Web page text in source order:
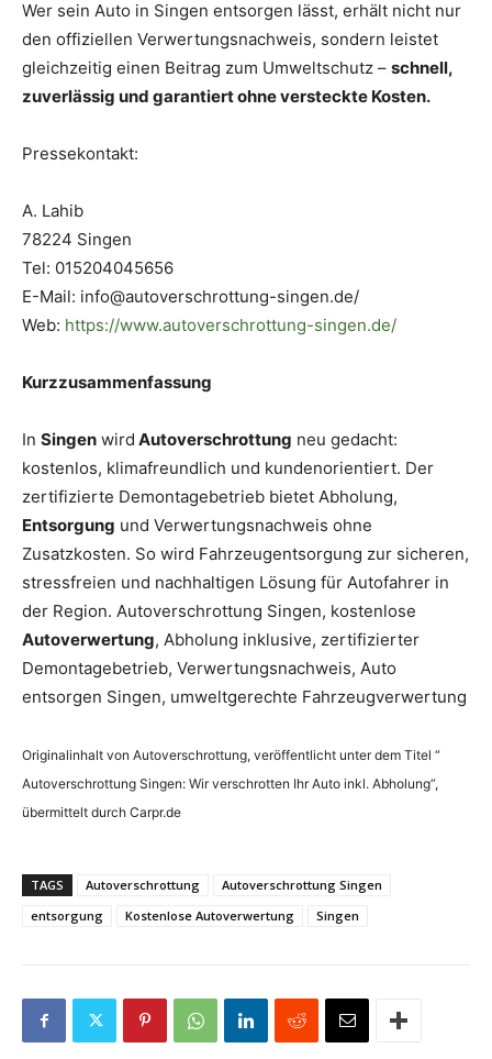
Wer sein Auto in Singen entsorgen lässt, erhält nicht nur
den offiziellen Verwertungsnachweis, sondern leistet
gleichzeitig einen Beitrag zum Umweltschutz – schnell,
zuverlässig und garantiert ohne versteckte Kosten.
Pressekontakt:
A. Lahib
78224 Singen
Tel: 015204045656
E-Mail: info@autoverschrottung-singen.de/
Web: https://www.autoverschrottung-singen.de/
Kurzzusammenfassung
In Singen wird Autoverschrottung neu gedacht:
kostenlos, klimafreundlich und kundenorientiert. Der
zertifizierte Demontagebetrieb bietet Abholung,
Entsorgung und Verwertungsnachweis ohne
Zusatzkosten. So wird Fahrzeugentsorgung zur sicheren,
stressfreien und nachhaltigen Lösung für Autofahrer in
der Region. Autoverschrottung Singen, kostenlose
Autoverwertung, Abholung inklusive, zertifizierter
Demontagebetrieb, Verwertungsnachweis, Auto
entsorgen Singen, umweltgerechte Fahrzeugverwertung
Originalinhalt von Autoverschrottung, veröffentlicht unter dem Titel “
Autoverschrottung Singen: Wir verschrotten Ihr Auto inkl. Abholung“,
übermittelt durch Carpr.de
TAGS Autoverschrottung
Autoverschrottung Singen
entsorgung
Kostenlose Autoverwertung Singen